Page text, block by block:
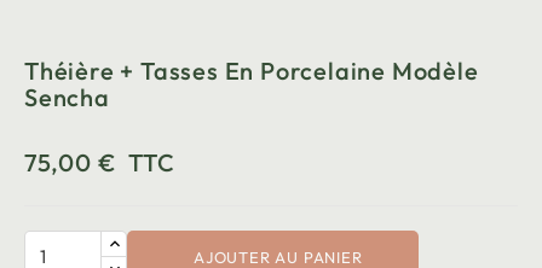
Théière + Tasses En Porcelaine Modèle
Sencha
75,00 € TTC
AJOUTER AU PANIER